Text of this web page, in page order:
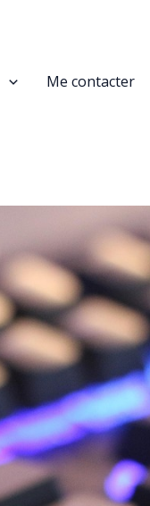
Me contacter